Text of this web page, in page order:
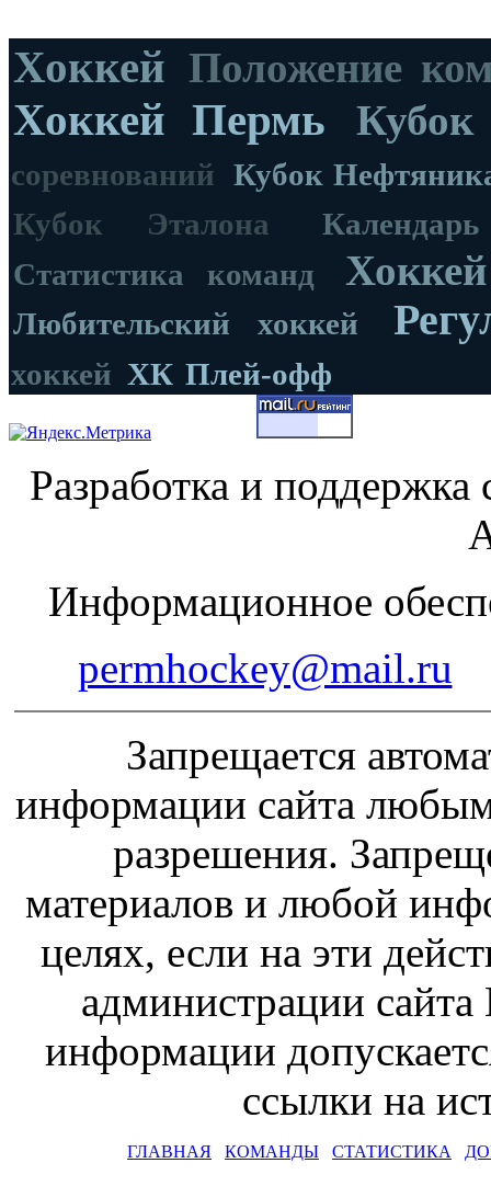
Хоккей Положение
Хоккей Пермь
соревнований Кубок
Кубок Эталона
Статистика команд
Любительский хоккей
хоккей ХК Плей-офф
Разработка и
Информационное
permhockey@mail.ru
Запрещается
информации сайта
разрешения.
материалов и любой
целях, если на эти
администрации
информации
ссылки на
ГЛАВНАЯ КОМАНДЫ СТАТИСТИКА